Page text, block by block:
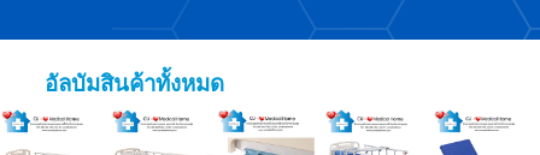
อัลบัมสินค้าทั้งหมด